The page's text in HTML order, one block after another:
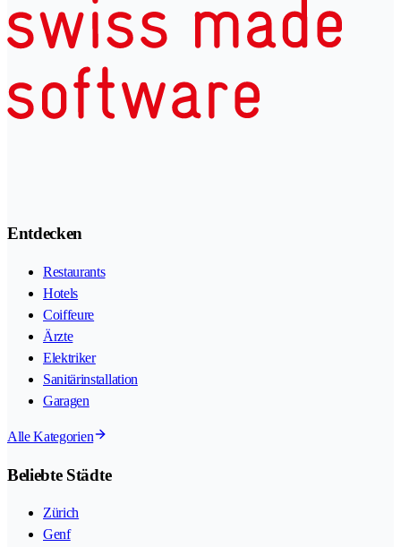
Entdecken
Restaurants
Hotels
Coiffeure
Ärzte
Elektriker
Sanitärinstallation
Garagen
Alle Kategorien
Beliebte Städte
Zürich
Genf